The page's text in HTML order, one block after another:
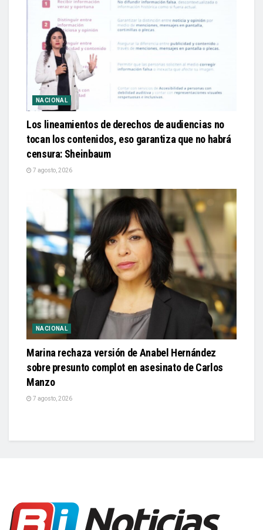
NACIONAL
Los lineamientos de derechos de audiencias no
tocan los contenidos, eso garantiza que no habrá
censura: Sheinbaum
7 agosto, 2026
NACIONAL
Marina rechaza versión de Anabel Hernández
sobre presunto complot en asesinato de Carlos
Manzo
7 agosto, 2026